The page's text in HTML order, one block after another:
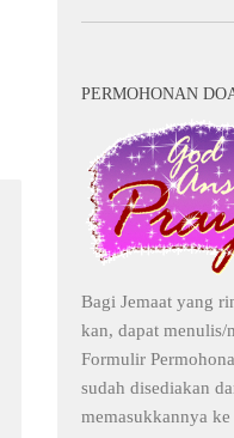
PERMOHONAN
Bagi Jemaat yang
kan, dapat menulis/
Formulir
sudah disediakan
memasukkannya